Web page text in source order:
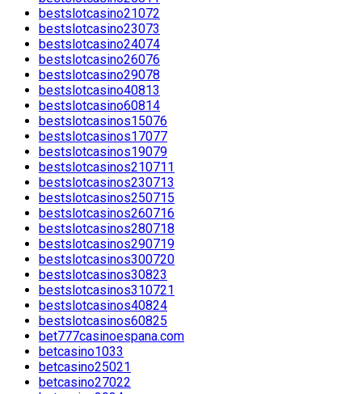
bestslotcasino21072
bestslotcasino23073
bestslotcasino24074
bestslotcasino26076
bestslotcasino29078
bestslotcasino40813
bestslotcasino60814
bestslotcasinos15076
bestslotcasinos17077
bestslotcasinos19079
bestslotcasinos210711
bestslotcasinos230713
bestslotcasinos250715
bestslotcasinos260716
bestslotcasinos280718
bestslotcasinos290719
bestslotcasinos300720
bestslotcasinos30823
bestslotcasinos310721
bestslotcasinos40824
bestslotcasinos60825
bet777casinoespana.com
betcasino1033
betcasino25021
betcasino27022